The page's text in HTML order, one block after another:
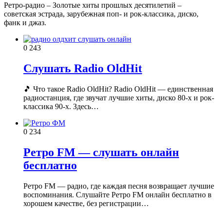
Ретро-радио – Золотые хиты прошлых десятилетий –
советская эстрада, зарубежная поп- и рок-классика, диско,
фанк и джаз.
0 243
Слушать Radio OldHit
🎵 Что такое Radio OldHit? Radio OldHit — единственная
радиостанция, где звучат лучшие хиты, диско 80-х и рок-
классика 90-х. Здесь…
0 234
Ретро FM — слушать онлайн
бесплатно
Ретро FM — радио, где каждая песня возвращает лучшие
воспоминания. Слушайте Ретро FM онлайн бесплатно в
хорошем качестве, без регистрации…